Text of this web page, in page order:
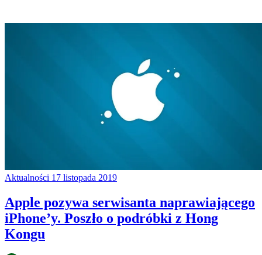
Aktualności 17 listopada 2019
Apple pozywa serwisanta naprawiającego
iPhone’y. Poszło o podróbki z Hong
Kongu